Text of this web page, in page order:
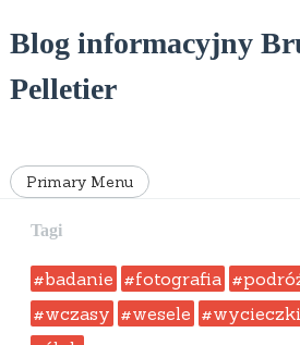
to
content
Blog informacyjny
Pelletier
Primary Menu
Tagi
badanie fotografia
wczasy
wesele wycieczki